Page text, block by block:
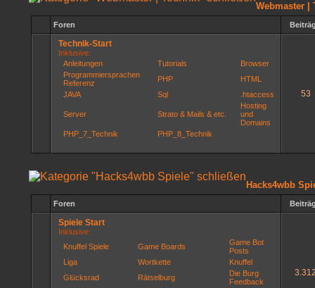
Webmaster |
Foren
Technik-Start
Inklusive:
Anleitungen
Tutorials
Browser
Programmiersprachen
Referenz
PHP
HTML
JAVA
Sql .htaccess
Server Strato & Mails & etc.
Hosting
und
Domains
PHP_7_Technik
PHP_8_Technik
53
Hacks4wbb
Foren
Spiele Start
Inklusive:
Knuffel Spiele
Game Boards
Game Bot
Posts
Liga
Wortkette
Knuffel
Glücksrad
Rätselburg
Die Burg
Feedback